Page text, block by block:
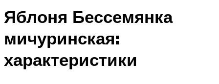
Яблоня Бессемянка
мичуринская:
характеристики